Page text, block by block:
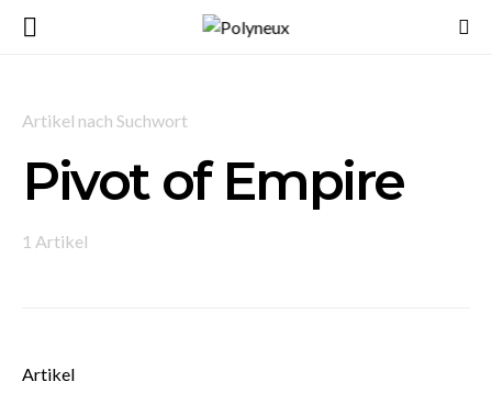
Artikel nach Suchwort
Pivot of Empire
1 Artikel
Artikel